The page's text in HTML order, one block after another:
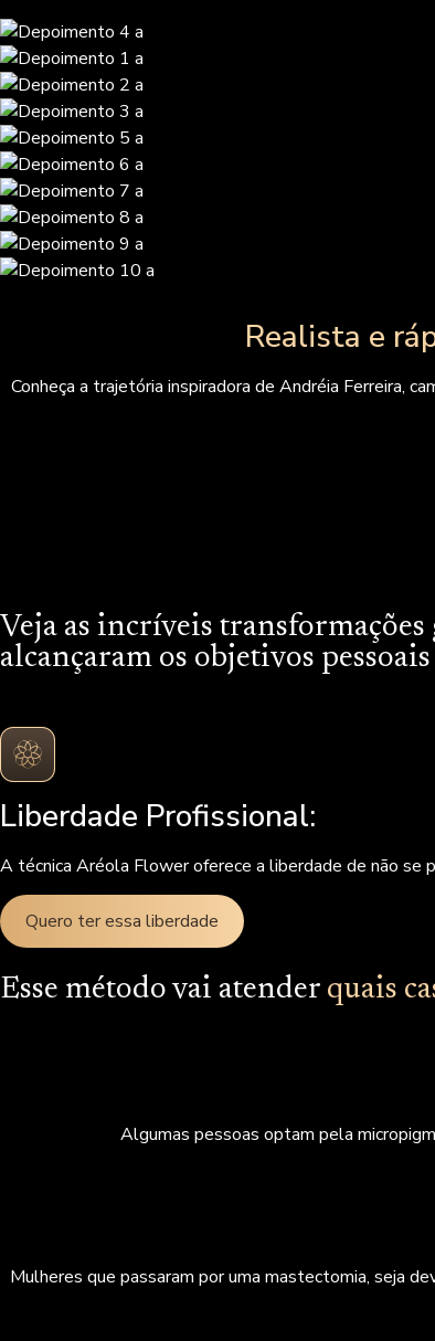
Realista e
Conheça a trajetória inspiradora de Andréia Ferreira,
Veja as incríveis
alcançaram os objetivos
Liberdade Profissional:
A técnica Aréola Flower oferece a liberdade de não se
Quero ter essa liberdade
Esse método vai atender quais
Algumas pessoas optam pela
Mulheres que passaram por uma mastectomia, seja